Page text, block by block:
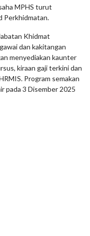
MPHS turut
Perkhidmatan.
Khidmat
dan kakitangan
menyediakan kaunter
kiraan gaji terkini dan
Program semakan
pada 3 Disember 2025